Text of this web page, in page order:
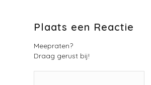
Plaats een Reactie
Meepraten?
Draag gerust bij!